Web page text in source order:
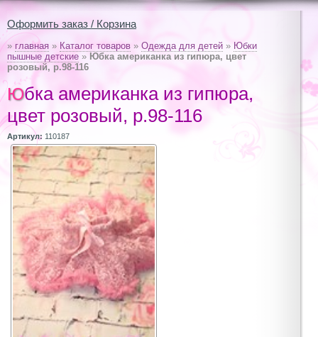
Оформить заказ / Корзина
» главная » Каталог товаров » Одежда для детей » Юбки
пышные детские » Юбка американка из гипюра, цвет
розовый, р.98-116
Юбка американка из гипюра,
цвет розовый, р.98-116
Артикул: 110187